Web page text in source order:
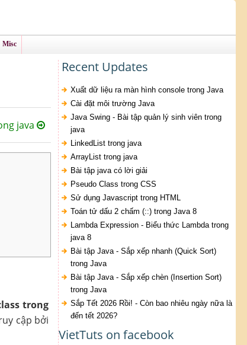
Misc
java
trong
cập bởi
Recent Updates
Xuất dữ liệu ra màn hình console trong Java
Cài đặt môi trường Java
Java Swing - Bài tập quản lý sinh viên trong
java
LinkedList trong java
ArrayList trong java
Bài tập java có lời giải
Pseudo Class trong CSS
Sử dụng Javascript trong HTML
Toán tử dấu 2 chấm (::) trong Java 8
Lambda Expression - Biểu thức Lambda trong
java 8
Bài tập Java - Sắp xếp nhanh (Quick Sort)
trong Java
Bài tập Java - Sắp xếp chèn (Insertion Sort)
trong Java
Sắp Tết 2026 Rồi! - Còn bao nhiêu ngày nữa là
đến tết 2026?
VietTuts on facebook